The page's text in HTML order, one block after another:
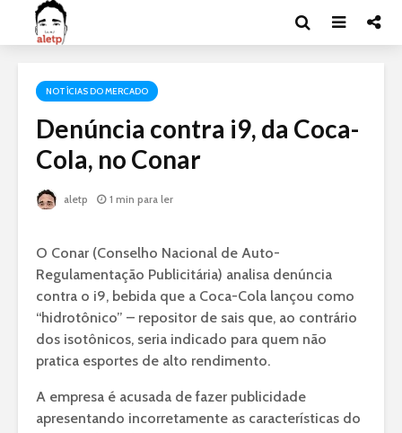
NOTÍCIAS DO MERCADO
Denúncia contra i9, da Coca-
Cola, no Conar
aletp 1 min para ler
O Conar (Conselho Nacional de Auto-
Regulamentação Publicitária) analisa denúncia
contra o i9, bebida que a Coca-Cola lançou como
“hidrotônico” – repositor de sais que, ao contrário
dos isotônicos, seria indicado para quem não
pratica esportes de alto rendimento.
A empresa é acusada de fazer publicidade
apresentando incorretamente as características do